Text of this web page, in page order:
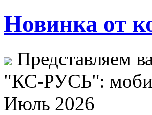
Новинка от
Представляем
"КС-РУСЬ":
Июль 2026